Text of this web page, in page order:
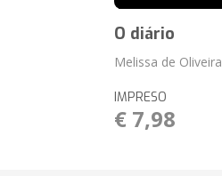
O diário
Melissa de Oliveira
IMPRESO
€ 7,98